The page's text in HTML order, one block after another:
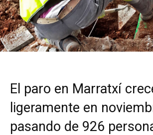
El paro en Marratxí
ligeramente en
pasando de 926